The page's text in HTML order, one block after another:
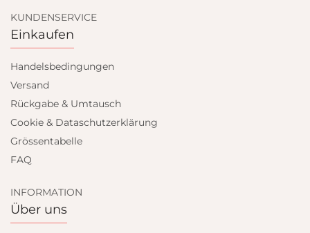
KUNDENSERVICE
Einkaufen
Handelsbedingungen
Versand
Rückgabe & Umtausch
Cookie & Dataschutzerklärung
Grössentabelle
FAQ
INFORMATION
Über uns